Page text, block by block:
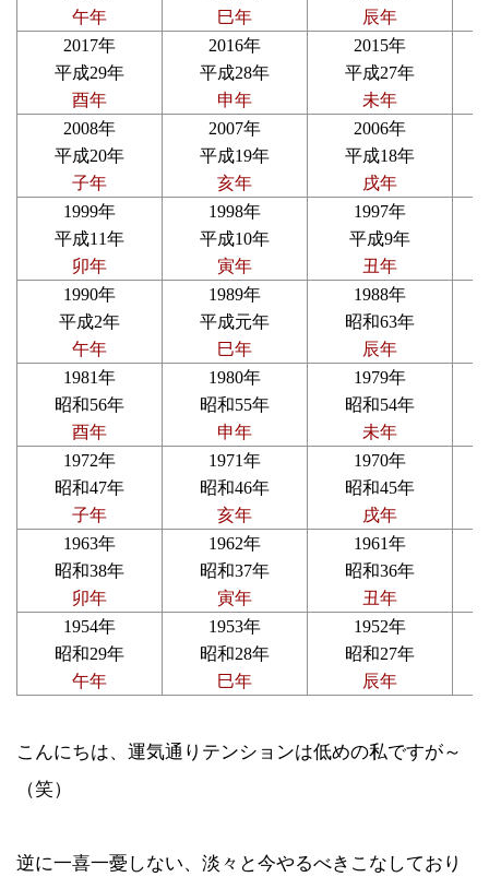
午年
巳年
辰年
2017年
平成29年
酉年
2016年
平成28年
申年
2015年
平成27年
未年
2008年
平成20年
子年
2007年
平成19年
亥年
2006年
平成18年
戌年
1999年
平成11年
卯年
1998年
平成10年
寅年
1997年
平成9年
丑年
1990年
平成2年
午年
1989年
平成元年
巳年
1988年
昭和63年
辰年
1981年
昭和56年
酉年
1980年
昭和55年
申年
1979年
昭和54年
未年
1972年
昭和47年
子年
1971年
昭和46年
亥年
1970年
昭和45年
戌年
1963年
昭和38年
卯年
1962年
昭和37年
寅年
1961年
昭和36年
丑年
1954年
昭和29年
午年
1953年
昭和28年
巳年
1952年
昭和27年
辰年
こんにちは、運気通りテンションは低めの私ですが～
（笑）
逆に一喜一憂しない、淡々と今やるべきこなしており